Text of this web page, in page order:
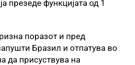
презеде функцијата од 1
поразот и пред
Бразил и отпатува во
да присуствува на